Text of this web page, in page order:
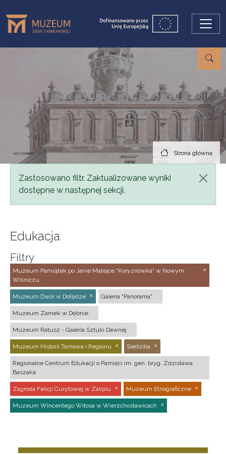
Strona główna
Komunikat
Zastosowano filtr. Zaktualizowane wyniki
dostępne w następnej sekcji.
Edukacja
Filtry
Muzeum Pamiątek po Janie Matejce "Koryznówka" w Nowym
Wiśniczu
Muzeum Dwór w Dołędze Galeria "Panorama"
Muzeum Zamek w Dębnie
Muzeum Ratusz - Galeria Sztuki Dawnej
Muzeum Historii Tarnowa i Regionu Siedziba
Regionalne Centrum Edukacji o Pamięci im. gen. bryg. Zdzisława
Baszaka
Zagroda Felicji Curyłowej w Zalipiu Muzeum Etnograficzne
Muzeum Wincentego Witosa w Wierzchosławicach